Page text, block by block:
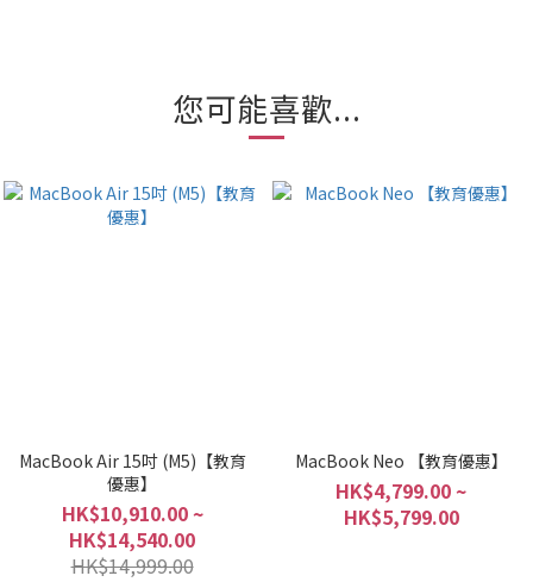
您可能喜歡...
MacBook Air 15吋 (M5)【教育
優惠】
HK$10,910.00 ~
HK$14,540.00
HK$14,999.00
MacBook Neo 【教育優惠】
HK$4,799.00 ~
HK$5,799.00